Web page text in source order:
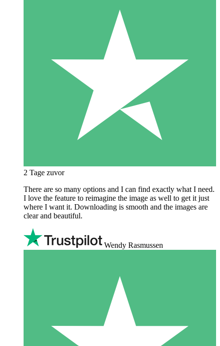
2 Tage zuvor
There are so many options and I can find exactly what I need.
I love the feature to reimagine the image as well to get it just
where I want it. Downloading is smooth and the images are
clear and beautiful.
Wendy Rasmussen